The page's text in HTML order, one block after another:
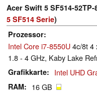
Acer Swift 5 SF514-52TP-
5 SF514 Serie)
Prozessor
Intel Core i7-8550U4c/8t 4
1.8 - 4 GHz, Kaby Lake
Grafikkarte Intel UHD
RAM 16 GB